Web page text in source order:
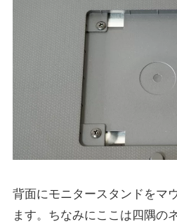
背面にモニタースタンドをマ
ます。ちなみにここは四隅の